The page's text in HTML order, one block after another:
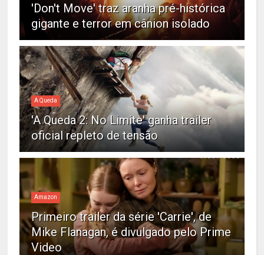
'Don't Move' traz aranha pré-histórica
gigante e terror em cânion isolado
A Queda
'A Queda 2: No Limite' ganha trailer
oficial repleto de tensão
Amazon
Primeiro trailer da série 'Carrie', de
Mike Flanagan, é divulgado pelo Prime
Video